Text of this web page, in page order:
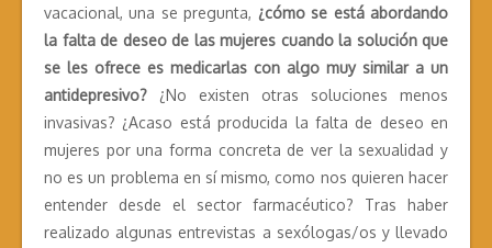
vacacional, una se pregunta, ¿cómo se está abordando
la falta de deseo de las mujeres cuando la solución que
se les ofrece es medicarlas con algo muy similar a un
antidepresivo? ¿No existen otras soluciones menos
invasivas? ¿Acaso está producida la falta de deseo en
mujeres por una forma concreta de ver la sexualidad y
no es un problema en sí mismo, como nos quieren hacer
entender desde el sector farmacéutico? Tras haber
realizado algunas entrevistas a sexólogas/os y llevado